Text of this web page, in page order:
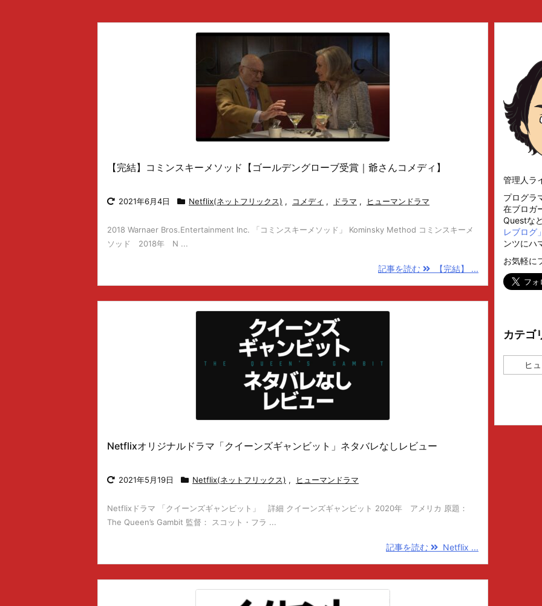
【完結】コミンスキーメソッド【ゴールデングローブ受賞｜爺さんコメディ】
2021年6月4日 Netflix(ネットフリックス) , コメディ , ドラマ , ヒューマンドラマ
2018 Warnaer Bros.Entertainment Inc. 「コミンスキーメソッド」 Kominsky Method コミンスキーメ
ソッド 2018年 N ...
記事を読む 【完結】 ...
Netflixオリジナルドラマ「クイーンズギャンビット」ネタバレなしレビュー
2021年5月19日 Netflix(ネットフリックス) , ヒューマンドラマ
Netflixドラマ 「クイーンズギャンビット」 詳細 クイーンズギャンビット 2020年 アメリカ 原題：
The Queen’s Gambit 監督： スコット・フラ ...
記事を読む Netflix ...
管理人ラ
プログラ
在ブロガ
Questな
レブログ
ンツにハ
お気軽に
カテゴ
テ